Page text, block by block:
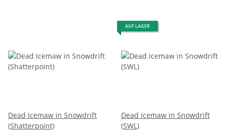
Dead Icemaw in Snowdrift
(Shatterpoint)
AUF LAGER
Dead Icemaw in Snowdrift
(SWL)